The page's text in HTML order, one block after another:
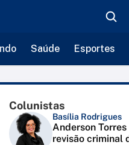
Saúde Esportes
Colunistas
Basília Rodrigues
Anderson
revisão criminal